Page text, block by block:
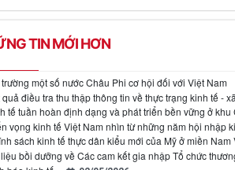
TIN MỚI HƠN
một số nước Châu Phi cơ hội đối với Việt Nam
quả điều tra thu thập thông tin về thực trạng kinh tế -
tế tuần hoàn định dạng và phát triển bền vững ở
vọng kinh tế Việt Nam nhìn từ những năm hội nhập
sách kinh tế thực dân kiểu mới của Mỹ ở miền Nam
bồi dưỡng về Các cam kết gia nhập Tổ chức